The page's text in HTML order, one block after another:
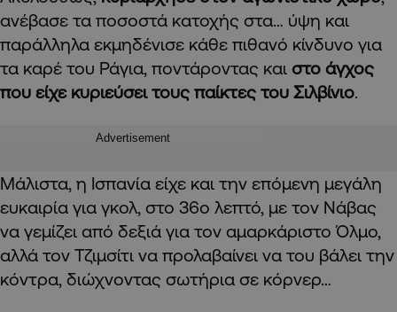
ανέβασε τα ποσοστά κατοχής στα… ύψη και
παράλληλα εκμηδένισε κάθε πιθανό κίνδυνο για
τα καρέ του Ράγια, ποντάροντας και στο άγχος
που είχε κυριεύσει τους παίκτες του Σιλβίνιο.
Advertisement
Μάλιστα, η Ισπανία είχε και την επόμενη μεγάλη
ευκαιρία για γκολ, στο 36ο λεπτό, με τον Νάβας
να γεμίζει από δεξιά για τον αμαρκάριστο Όλμο,
αλλά τον Τζιμσίτι να προλαβαίνει να του βάλει την
κόντρα, διώχνοντας σωτήρια σε κόρνερ…